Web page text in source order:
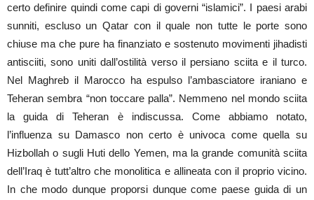
certo definire quindi come capi di governi “islamici”. I paesi arabi
sunniti, escluso un Qatar con il quale non tutte le porte sono
chiuse ma che pure ha finanziato e sostenuto movimenti jihadisti
antisciiti, sono uniti dall’ostilità verso il persiano sciita e il turco.
Nel Maghreb il Marocco ha espulso l’ambasciatore iraniano e
Teheran sembra “non toccare palla”. Nemmeno nel mondo sciita
la guida di Teheran è indiscussa. Come abbiamo notato,
l’influenza su Damasco non certo è univoca come quella su
Hizbollah o sugli Huti dello Yemen, ma la grande comunità sciita
dell’Iraq è tutt’altro che monolitica e allineata con il proprio vicino.
In che modo dunque proporsi dunque come paese guida di un